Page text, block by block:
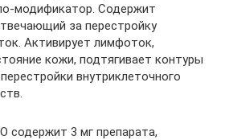
модификатор. Содержит
за перестройку
Активирует лимфоток,
кожи, подтягивает контуры
внутриклеточного
содержит 3 мг препарата,